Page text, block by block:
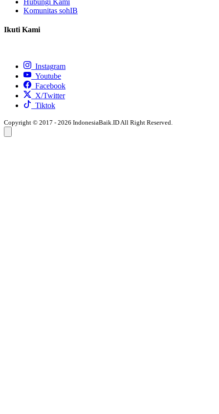
Komunitas sohIB
Ikuti Kami
Instagram
Youtube
Facebook
X/Twitter
Tiktok
Copyright © 2017 - 2026 IndonesiaBaik.ID All Right Reserved.